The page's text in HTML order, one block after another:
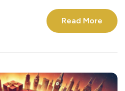
Read More